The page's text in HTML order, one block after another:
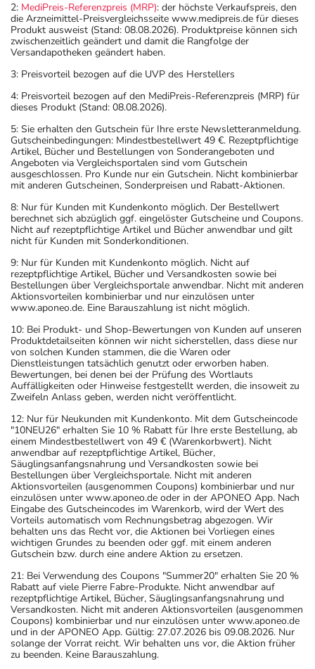
2: MediPreis-Referenzpreis (MRP): der höchste Verkaufspreis, den
die Arzneimittel-Preisvergleichsseite www.medipreis.de für dieses
Produkt ausweist (Stand: 08.08.2026). Produktpreise können sich
zwischenzeitlich geändert und damit die Rangfolge der
Versandapotheken geändert haben.
3: Preisvorteil bezogen auf die UVP des Herstellers
4: Preisvorteil bezogen auf den MediPreis-Referenzpreis (MRP) für
dieses Produkt (Stand: 08.08.2026).
5: Sie erhalten den Gutschein für Ihre erste Newsletteranmeldung.
Gutscheinbedingungen: Mindestbestellwert 49 €. Rezeptpflichtige
Artikel, Bücher und Bestellungen von Sonderangeboten und
Angeboten via Vergleichsportalen sind vom Gutschein
ausgeschlossen. Pro Kunde nur ein Gutschein. Nicht kombinierbar
mit anderen Gutscheinen, Sonderpreisen und Rabatt-Aktionen.
8: Nur für Kunden mit Kundenkonto möglich. Der Bestellwert
berechnet sich abzüglich ggf. eingelöster Gutscheine und Coupons.
Nicht auf rezeptpflichtige Artikel und Bücher anwendbar und gilt
nicht für Kunden mit Sonderkonditionen.
9: Nur für Kunden mit Kundenkonto möglich. Nicht auf
rezeptpflichtige Artikel, Bücher und Versandkosten sowie bei
Bestellungen über Vergleichsportale anwendbar. Nicht mit anderen
Aktionsvorteilen kombinierbar und nur einzulösen unter
www.aponeo.de. Eine Barauszahlung ist nicht möglich.
10: Bei Produkt- und Shop-Bewertungen von Kunden auf unseren
Produktdetailseiten können wir nicht sicherstellen, dass diese nur
von solchen Kunden stammen, die die Waren oder
Dienstleistungen tatsächlich genutzt oder erworben haben.
Bewertungen, bei denen bei der Prüfung des Wortlauts
Auffälligkeiten oder Hinweise festgestellt werden, die insoweit zu
Zweifeln Anlass geben, werden nicht veröffentlicht.
12: Nur für Neukunden mit Kundenkonto. Mit dem Gutscheincode
"10NEU26" erhalten Sie 10 % Rabatt für Ihre erste Bestellung, ab
einem Mindestbestellwert von 49 € (Warenkorbwert). Nicht
anwendbar auf rezeptpflichtige Artikel, Bücher,
Säuglingsanfangsnahrung und Versandkosten sowie bei
Bestellungen über Vergleichsportale. Nicht mit anderen
Aktionsvorteilen (ausgenommen Coupons) kombinierbar und nur
einzulösen unter www.aponeo.de oder in der APONEO App. Nach
Eingabe des Gutscheincodes im Warenkorb, wird der Wert des
Vorteils automatisch vom Rechnungsbetrag abgezogen. Wir
behalten uns das Recht vor, die Aktionen bei Vorliegen eines
wichtigen Grundes zu beenden oder ggf. mit einem anderen
Gutschein bzw. durch eine andere Aktion zu ersetzen.
21: Bei Verwendung des Coupons "Summer20" erhalten Sie 20 %
Rabatt auf viele Pierre Fabre-Produkte. Nicht anwendbar auf
rezeptpflichtige Artikel, Bücher, Säuglingsanfangsnahrung und
Versandkosten. Nicht mit anderen Aktionsvorteilen (ausgenommen
Coupons) kombinierbar und nur einzulösen unter www.aponeo.de
und in der APONEO App. Gültig: 27.07.2026 bis 09.08.2026. Nur
solange der Vorrat reicht. Wir behalten uns vor, die Aktion früher
zu beenden. Keine Barauszahlung.